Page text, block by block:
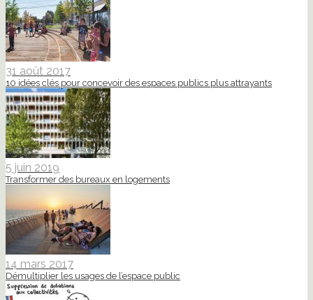
31 août 2017
10 idées clés pour concevoir des espaces publics plus attrayants
5 juin 2019
Transformer des bureaux en logements
14 mars 2017
Démultiplier les usages de l’espace public